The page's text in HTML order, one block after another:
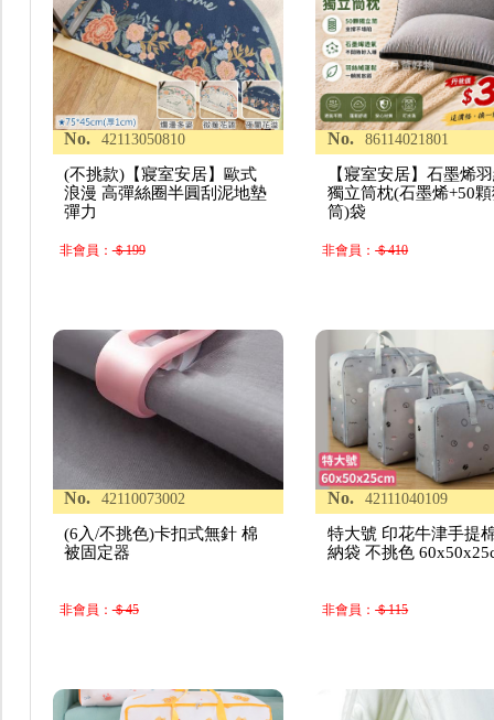
No. 42113050810
(不挑款)【寢室安居】歐式
浪漫 高彈絲圈半圓刮泥地墊
彈力
非會員：＄199
No. 86114021801
【寢室安居】石墨烯
獨立筒枕(石墨烯+50
筒)袋
非會員：＄410
No. 42110073002
(6入/不挑色)卡扣式無針 棉
被固定器
非會員：＄45
No. 42111040109
特大號 印花牛津手提
納袋 不挑色
非會員：＄115